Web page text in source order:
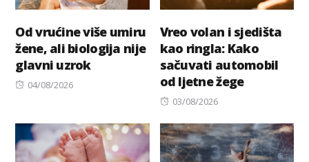
Od vrućine više umiru
žene, ali biologija nije
glavni uzrok
Posted
04/08/2026
Vreo volan i sjedišta
kao ringla: Kako
sačuvati automobil
od ljetne žege
Posted
03/08/2026